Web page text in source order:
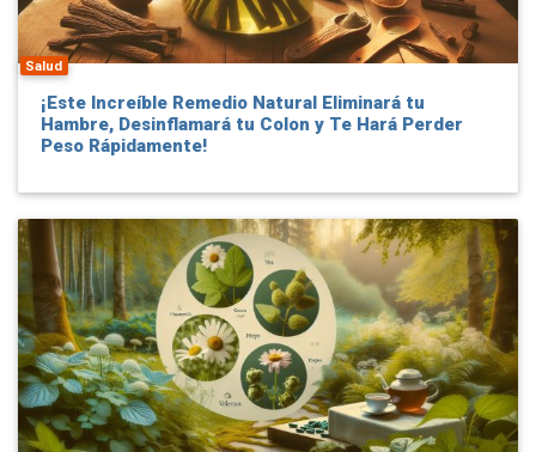
Salud
¡Este Increíble Remedio Natural Eliminará tu
Hambre, Desinflamará tu Colon y Te Hará Perder
Peso Rápidamente!